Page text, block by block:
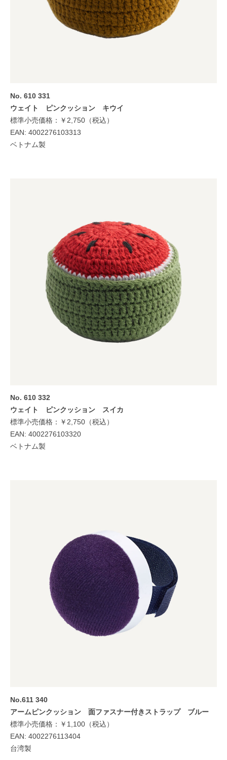
No. 610 331
ウェイト ピンクッション キウイ
標準小売価格：￥2,750（税込）
EAN: 4002276103313
ベトナム製
No. 610 332
ウェイト ピンクッション スイカ
標準小売価格：￥2,750（税込）
EAN: 4002276103320
ベトナム製
No.611 340
アームピンクッション
面ファスナー付きストラップ ブルー
標準小売価格：￥1,100（税込）
EAN: 4002276113404
台湾製